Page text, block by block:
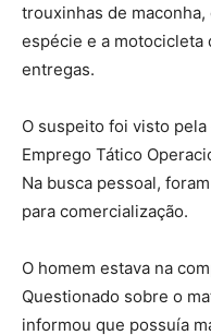
trouxinhas de
espécie e a motocicleta
entregas.
O suspeito foi visto
Emprego Tático
Na busca pessoal,
para comercialização.
O homem estava na
Questionado sobre o
informou que possuía